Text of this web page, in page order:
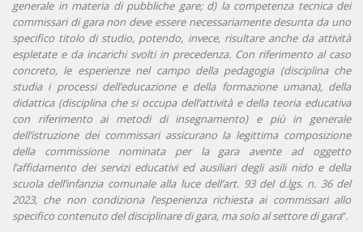
generale in materia di pubbliche gare; d) la competenza tecnica dei
commissari di gara non deve essere necessariamente desunta da uno
specifico titolo di studio, potendo, invece, risultare anche da attività
espletate e da incarichi svolti in precedenza. Con riferimento al caso
concreto, le esperienze nel campo della pedagogia (disciplina che
studia i processi dell’educazione e della formazione umana), della
didattica (disciplina che si occupa dell’attività e della teoria educativa
con riferimento ai metodi di insegnamento) e più in generale
dell’istruzione dei commissari assicurano la legittima composizione
della commissione nominata per la gara avente ad oggetto
l’affidamento dei servizi educativi ed ausiliari degli asili nido e della
scuola dell’infanzia comunale alla luce dell’art. 93 del d.lgs. n. 36 del
2023, che non condiziona l’esperienza richiesta ai commissari allo
specifico contenuto del disciplinare di gara, ma solo al settore di gara”.